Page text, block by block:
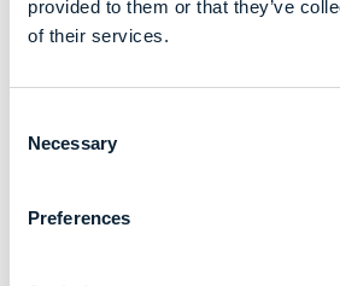
provided to them or that they’ve
of their services.
Selection
Necessary
Preferences
dat u bent uitgerust met het beste
veiligheid en innovatie. Blijf veilig,
kleding.